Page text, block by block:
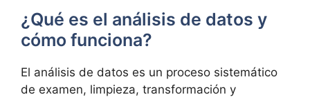
¿Qué es el análisis de datos y
cómo funciona?
El análisis de datos es un proceso sistemático
de examen, limpieza, transformación y